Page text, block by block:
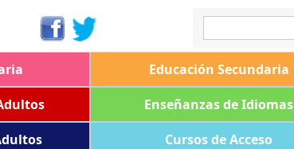
Educación Secundaria
Enseñanzas de Idiomas
Cursos de Acceso